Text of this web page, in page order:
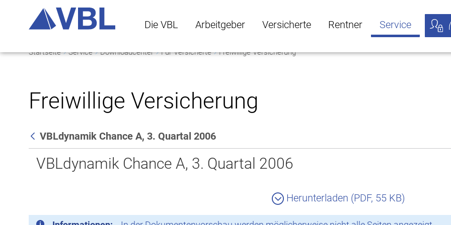
Die VBL
Die VBL Untermenü öffnen
Arbeitgeber
Arbeitgeber Untermenü öffnen
Versicherte
Versicherte Untermenü öffnen
Rentner Service
Startseite Service Downloadcenter Für Versicherte Freiwillige Versicherung
Freiwillige Versicherung
Zurück
VBLdynamik Chance A, 3. Quartal 2006
VBLdynamik Chance A, 3. Quartal 2006
Herunterladen (PDF, 55 KB)